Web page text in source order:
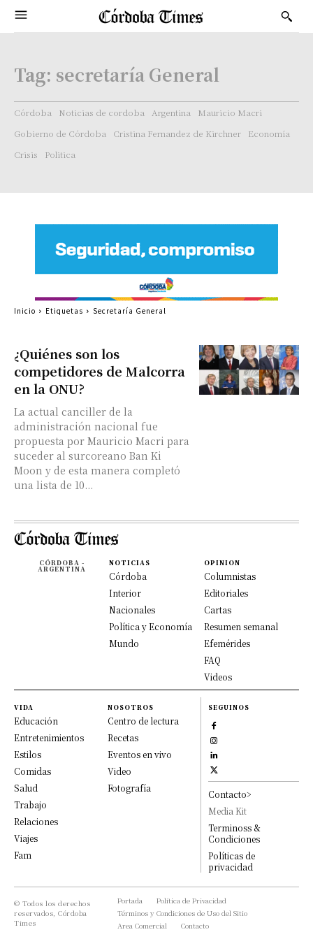
Tag: secretaría General
Córdoba Noticias de cordoba Argentina
Mauricio Macri
Gobierno de Córdoba
Cristina Fernandez de Kirchner
Economía
Crisis
Politica
¿Quiénes son los
competidores de Malcorra
en la ONU?
La actual canciller de la
administración nacional fue
propuesta por Mauricio Macri para
suceder al surcoreano Ban Ki
Moon y de esta manera completó
una lista de 10...
Inicio Etiquetas Secretaría General
CÓRDOBA -
ARGENTINA
NOTICIAS
Córdoba
Interior
Nacionales
Política y Economía
Mundo
OPINION
Columnistas
Editoriales
Cartas
Resumen semanal
Efemérides
FAQ
Videos
VIDA
Educación
Entretenimientos
Estilos
Comidas
Salud
Trabajo
Relaciones
Viajes
Fam
NOSOTROS
Centro de lectura
Recetas
Eventos en vivo
Video
Fotografía
SEGUINOS
Contacto>
Media Kit
Terminoss &
Condiciones
Políticas de
privacidad
© Todos los derechos
reservados, Córdoba
Times
Portada
Política de Privacidad
Términos y Condiciones de Uso del Sitio
Area Comercial
Contacto